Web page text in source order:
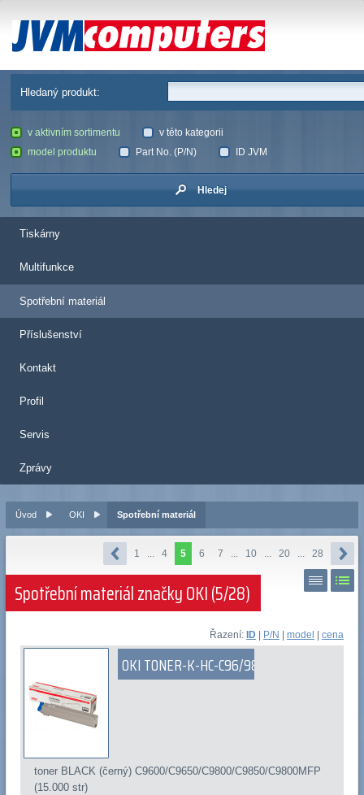
JVM Computers
Hledaný produkt:
v aktivním sortimentu
v této kategorii
model produktu
Part No. (P/N) ID JVM
Hledej
Tiskárny
Multifunkce
Spotřební materiál
Příslušenství
Kontakt
Profil
Servis
Zprávy
Úvod OKI Spotřební materiál
1 ... 4 5 6 7 ... 10 ... 20 ... 28
Spotřební materiál značky OKI (5/28)
Řazení: ID P/N |model |cena
OKI TONER-K-HC-C96/98
toner BLACK (černý) C9600/C9650/C9800/C9850/C9800MFP
(15.000 str)